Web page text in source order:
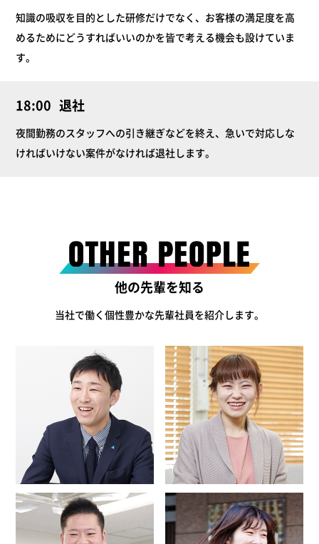
知識の吸収を目的とした研修だけでなく、お客様の満足度を高
めるためにどうすればいいのかを皆で考える機会も設けていま
す。
18:00 退社
夜間勤務のスタッフへの引き継ぎなどを終え、急いで対応しな
ければいけない案件がなければ退社します。
他の先輩を知る
当社で働く個性豊かな先輩社員を紹介します。